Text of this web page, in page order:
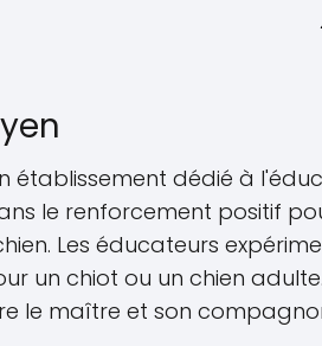
établissement dédié à
le renforcement positif
Les éducateurs
un chiot ou un chien
le maître et son